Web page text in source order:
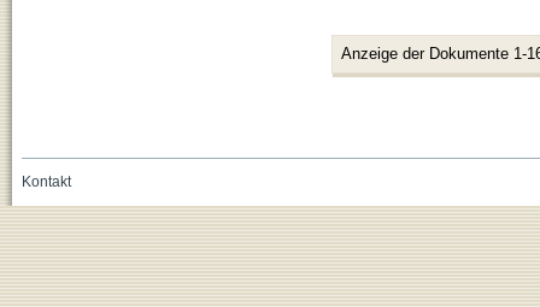
Anzeige der Dokumente 1-
Kontakt